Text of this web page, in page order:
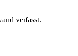
verfasst.